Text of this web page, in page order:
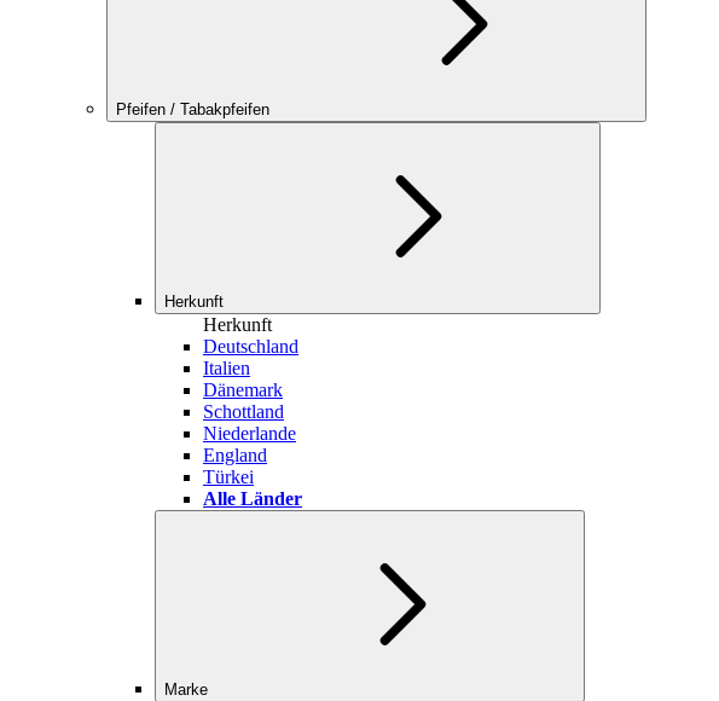
Pfeifen / Tabakpfeifen
Herkunft
Herkunft
Deutschland
Italien
Dänemark
Schottland
Niederlande
England
Türkei
Alle Länder
Marke